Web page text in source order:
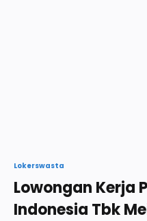
Lokerswasta
Lowongan Kerja
Indonesia Tbk